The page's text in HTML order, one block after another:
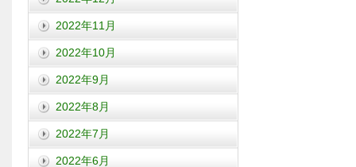
2022年11月
2022年10月
2022年9月
2022年8月
2022年7月
2022年6月